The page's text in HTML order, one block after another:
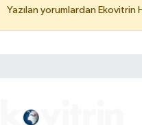
Yazılan yorumlardan